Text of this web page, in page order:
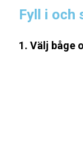
Fyll i och
1. Välj båge